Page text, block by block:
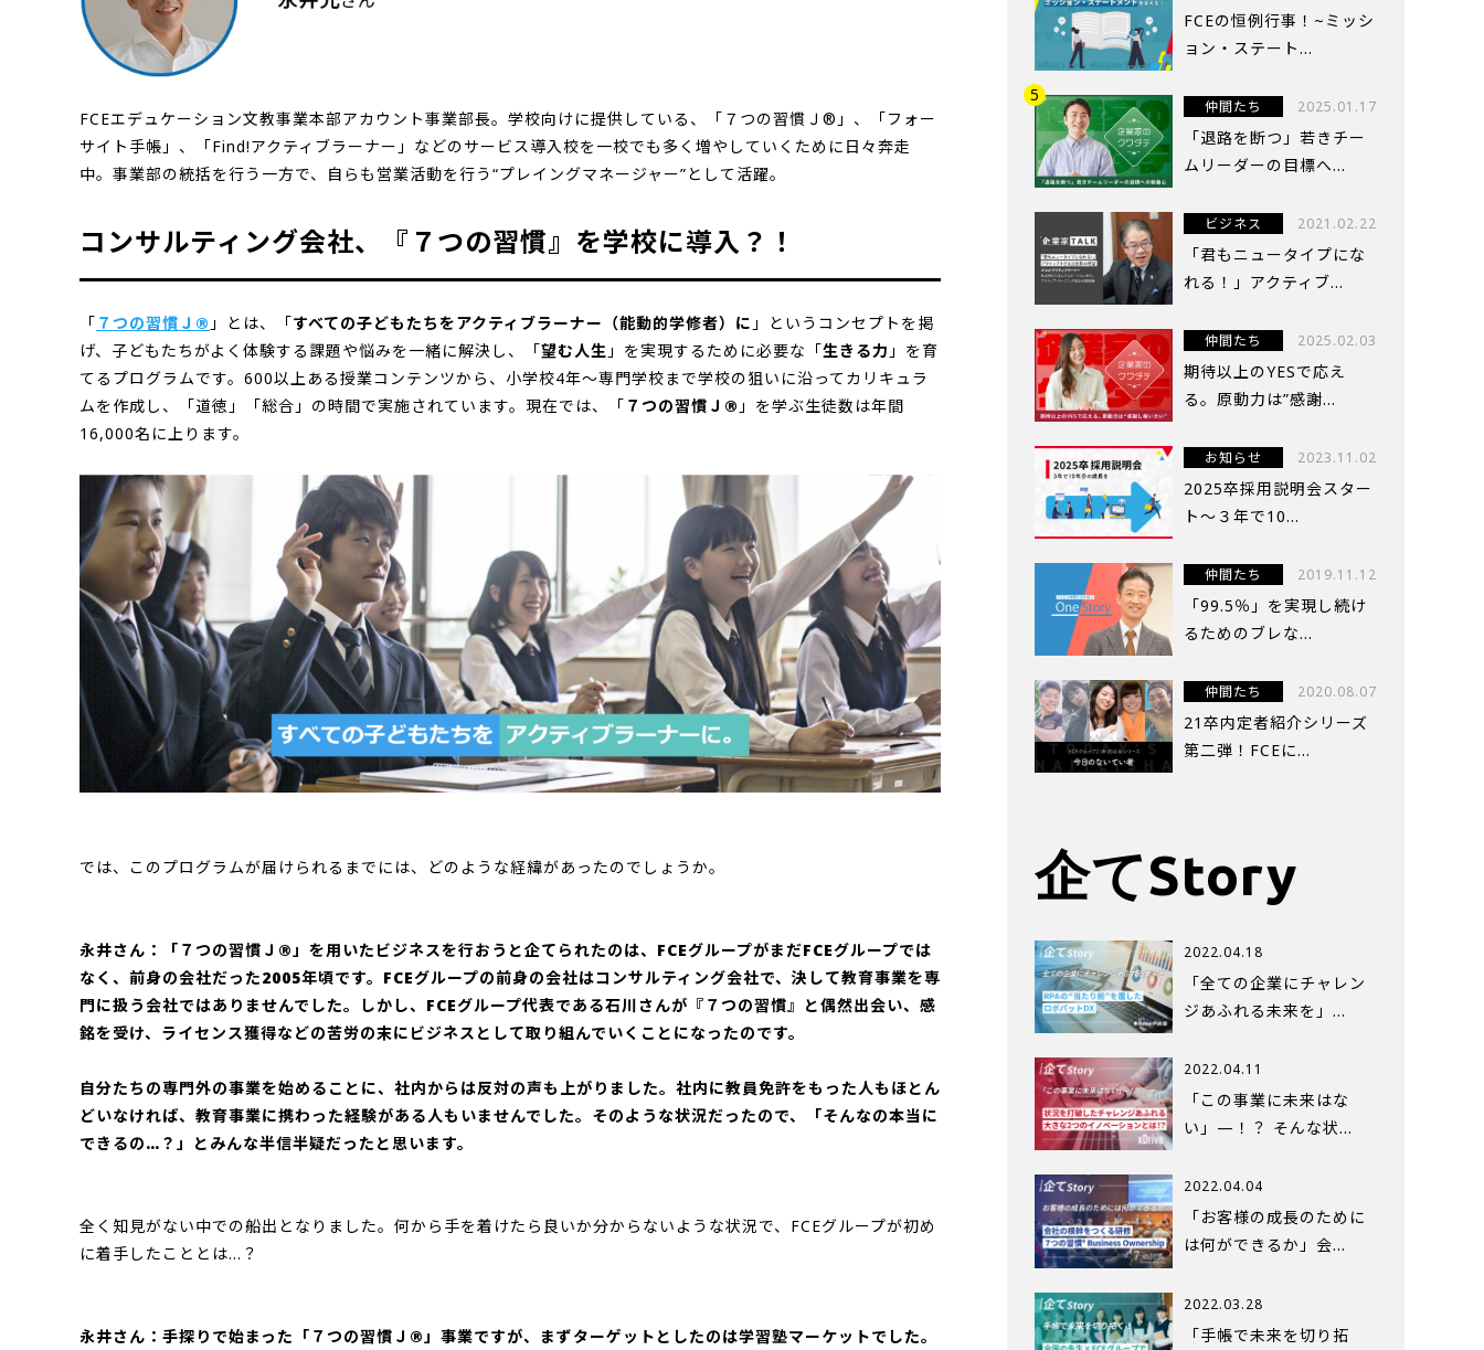
FCEエデュケーション文教事業本部アカウント事業部長。学校向けに提供している、「７つの習慣Ｊ®」、「フォー
サイト手帳」、「Find!アクティブラーナー」などのサービス導入校を一校でも多く増やしていくために日々奔走
中。事業部の統括を行う一方で、自らも営業活動を行う“プレイングマネージャー”として活躍。
コンサルティング会社、『７つの習慣』を学校に導入？！
「 ７つの習慣Ｊ® 」とは、「すべての子どもたちをアクティブラーナー（能動的学修者）に 」というコンセプトを掲
げ、子どもたちがよく体験する課題や悩みを一緒に解決し、「望む人生 」を実現するために必要な「生きる力 」を育
てるプログラムです。 600以上ある授業コンテンツから、小学校4年～専門学校まで学校の狙いに沿ってカリキュラ
ムを作成し、「道徳」「総合」の時間で実施されています。現在では、「 ７つの習慣Ｊ® 」を学ぶ生徒数は年間
16,000名に上ります。
では、このプログラムが届けられるまでには、どのような経緯があったのでしょうか。
永井さん：「７つの習慣Ｊ®」を用いたビジネスを行おうと企てられたのは、FCEグループがまだFCEグループでは
なく、前身の会社だった2005年頃です。FCEグループの前身の会社はコンサルティング会社で、決して教育事業を専
門に扱う会社ではありませんでした。しかし、FCEグループ代表である石川さんが『７つの習慣』と偶然出会い、感
銘を受け、ライセンス獲得などの苦労の末にビジネスとして取り組んでいくことになったのです。
自分たちの専門外の事業を始めることに、社内からは反対の声も上がりました。社内に教員免許をもった人もほとん
どいなければ、教育事業に携わった経験がある人もいませんでした。そのような状況だったので、「そんなの本当に
できるの…？」とみんな半信半疑だったと思います。
全く知見がない中での船出となりました。何から手を着けたら良いか分からないような状況で、FCEグループが初め
に着手したこととは…？
永井さん：手探りで始まった「７つの習慣Ｊ®」事業ですが、まずターゲットとしたのは学習塾マーケットでした。
FCEの恒例行事！~ミッシ
ョン・ステート...
仲間たち 2025.01.17
「退路を断つ」若きチー
ムリーダーの目標へ...
ビジネス 2021.02.22
「君もニュータイプにな
れる！」アクティブ...
仲間たち 2025.02.03
期待以上のYESで応え
る。原動力は”感謝...
お知らせ 2023.11.02
2025卒採用説明会スター
ト～３年で10...
仲間たち 2019.11.12
「99.5％」を実現し続け
るためのブレな...
仲間たち 2020.08.07
21卒内定者紹介シリーズ
第二弾！FCEに...
企てStory
2022.04.18
「全ての企業にチャレン
ジあふれる未来を」…
2022.04.11
「この事業に未来はな
い」—！？ そんな状…
2022.04.04
「お客様の成長のために
は何ができるか」会…
2022.03.28
「手帳で未来を切り拓